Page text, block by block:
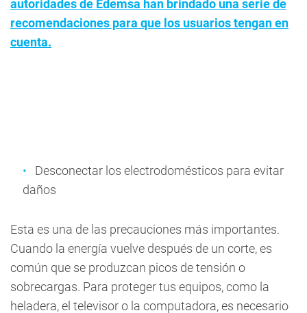
autoridades de Edemsa han brindado una serie de
recomendaciones para que los usuarios tengan en
cuenta.
Desconectar los electrodomésticos para evitar
daños
Esta es una de las precauciones más importantes.
Cuando la energía vuelve después de un corte, es
común que se produzcan picos de tensión o
sobrecargas. Para proteger tus equipos, como la
heladera, el televisor o la computadora, es necesario